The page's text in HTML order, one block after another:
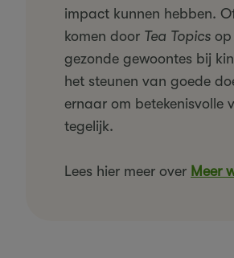
impact kunnen hebben.
komen door Tea Topics op
gezonde gewoontes bij
het steunen van goede
ernaar om betekenisvolle
tegelijk.
Lees hier meer over Meer